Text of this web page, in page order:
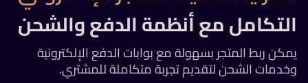
التكامل مع أنظمة الدفع والشحن
يمكن ربط المتجر بسهولة مع بوابات الدفع الإلكترونية
وخدمات الشحن لتقديم تجربة متكاملة للمشتري.